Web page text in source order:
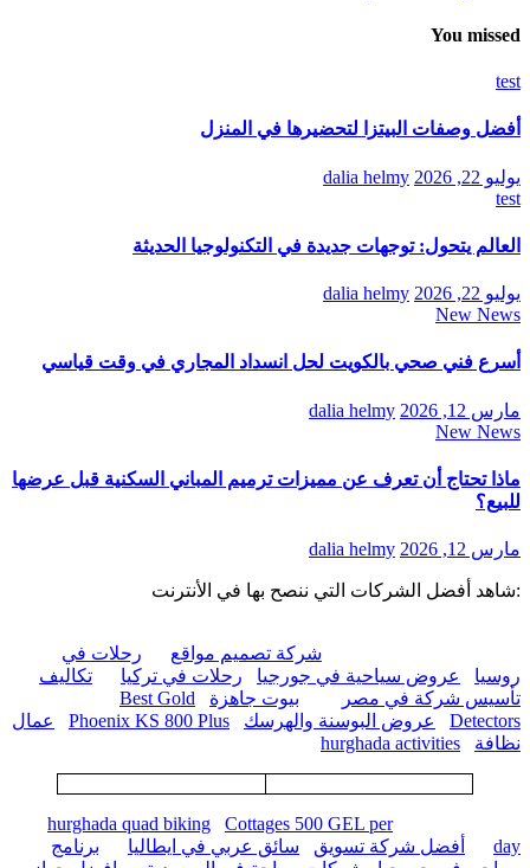
You missed
test
أفضل وصفات البيتزا لتحضيرها في المنزل
يوليو 22, 2026
dalia helmy
test
العالم يتحول: توجهات جديدة في التكنولوجيا الحديثة
يوليو 22, 2026
dalia helmy
New News
أسرع فني صحي بالكويت لحل انسداد المجاري في وقت قياسي
مارس 12, 2026
dalia helmy
New News
ماذا تحتاج أن تعرف عن مميزات ترميم المباني السكنية قبل عرضها
للبيع؟
مارس 12, 2026 dalia helmy
:شاهد أفضل الشركات التي ننصح بها في الأنترنت
شركة تصميم مواقع
رحلات في
روسيا
عروض سياحية في جورجيا رحلات في تركيا
تكاليف
تأسيس شركة في مصر
بيوت جاهزة
Best Gold
Detectors
عروض البوسنة والهرسك Phoenix KS 800 Plus
عمال
نظافة
hurghada activities
hurghada quad biking
Cottages 500 GEL per
day
أفضل شركة تسويق سائق عربي في ايطاليا
برنامج